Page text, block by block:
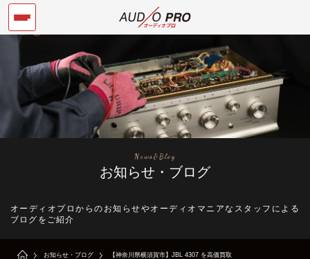
News&Blog
お知らせ・ブログ
オーディオプロからのお知らせやオーディオマニアなスタッフによる
ブログをご紹介
お知らせ・ブログ 【神奈川県横須賀市】JBL 4307 を高価買取